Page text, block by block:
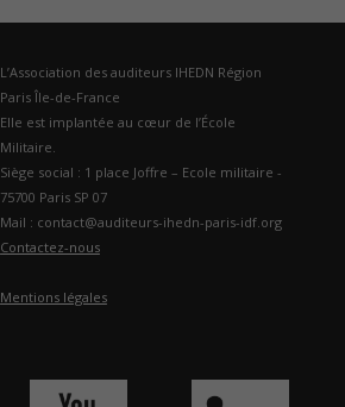
L’Association des auditeurs IHEDN Région
Paris Île-de-France
Elle est implantée au cœur de l’École
Militaire.
Siège social : 1 place Joffre – Ecole militaire -
75700 Paris SP 07
Mail : contact@auditeurs-ihedn-paris-idf.org
Contactez-nous
Mentions légales